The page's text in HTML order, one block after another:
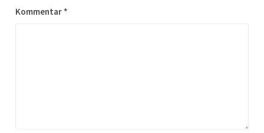
Kommentar *